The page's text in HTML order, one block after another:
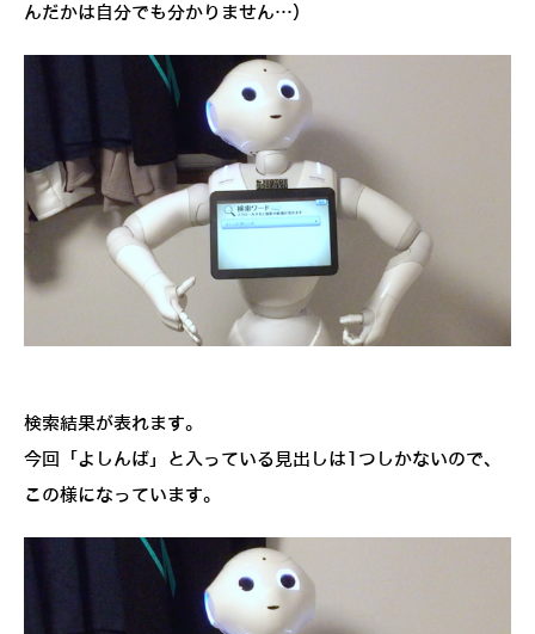
んだかは自分でも分かりません…）
検索結果が表れます。
今回「よしんば」と入っている見出しは1つしかないので、
この様になっています。